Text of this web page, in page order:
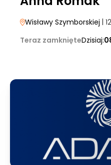
Wisławy Szymborskiej |
Teraz zamknięteDzisiaj: